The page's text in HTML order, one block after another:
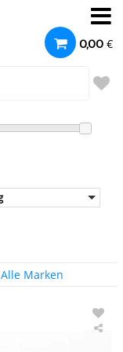
0,00 €
Alle Marken